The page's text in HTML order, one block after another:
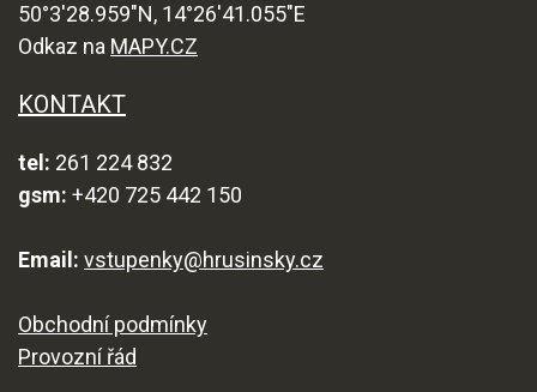
50°3'28.959"N, 14°26'41.055"E
Odkaz na MAPY.CZ
KONTAKT
tel: 261 224 832
gsm: +420 725 442 150
Email: vstupenky@hrusinsky.cz
Obchodní podmínky
Provozní řád